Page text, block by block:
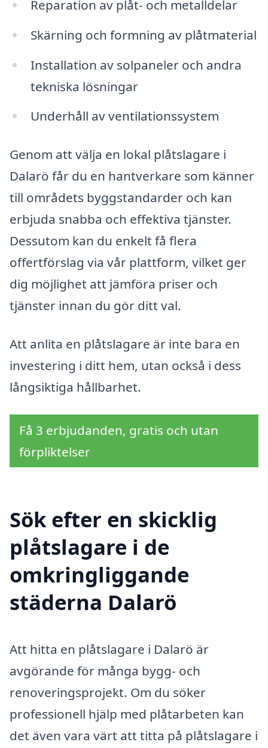
Reparation av plåt- och metalldelar
Skärning och formning av plåtmaterial
Installation av solpaneler och andra
tekniska lösningar
Underhåll av ventilationssystem
Genom att välja en lokal plåtslagare i
Dalarö får du en hantverkare som känner
till områdets byggstandarder och kan
erbjuda snabba och effektiva tjänster.
Dessutom kan du enkelt få flera
offertförslag via vår plattform, vilket ger
dig möjlighet att jämföra priser och
tjänster innan du gör ditt val.
Att anlita en plåtslagare är inte bara en
investering i ditt hem, utan också i dess
långsiktiga hållbarhet.
Få 3 erbjudanden, gratis och utan
förpliktelser
Sök efter en skicklig
plåtslagare i de
omkringliggande
städerna Dalarö
Att hitta en plåtslagare i Dalarö är
avgörande för många bygg- och
renoveringsprojekt. Om du söker
professionell hjälp med plåtarbeten kan
det även vara värt att titta på plåtslagare i